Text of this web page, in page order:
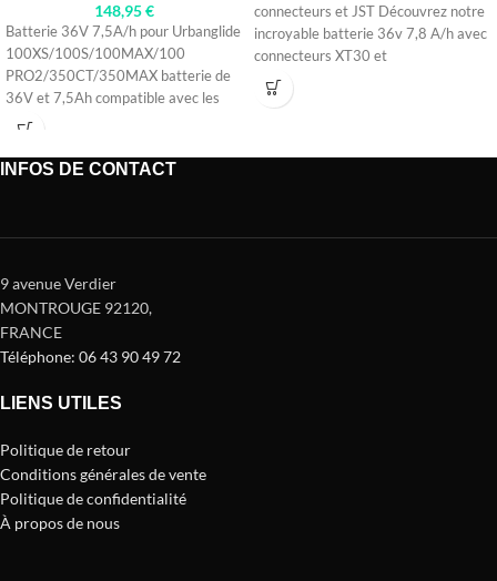
148,95€
Batterie 36V 7,5A/h pour Urbanglide
100XS/100S/100MAX/100
PRO2/350CT/350MAX batterie de
36V et 7,5Ah compatible avec les
modèles Urbanglide
PRO2,350CT et
connecteurs et JST Découvrez notre
incroyable batterie 36v 7,8 A/h avec
connecteurs XT30 et
INFOS DE CONTACT
9 avenue Verdier
MONTROUGE 92120,
FRANCE
Téléphone: 06 43 90 49 72
LIENS UTILES
Politique de retour
Conditions générales de vente
Politique de confidentialité
À propos de nous